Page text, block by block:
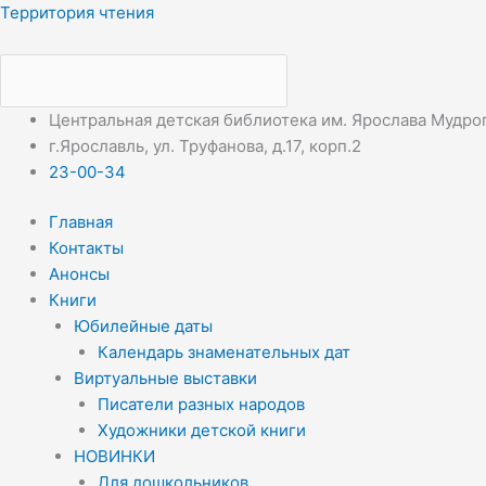
Перейти
Территория чтения
Центральная детская библиотека им. Ярослава
г.Ярославль, ул. Труфанова, д.17, корп.2
23-00-34
Меню
Главная
Контакты
Анонсы
Книги
Юбилейные даты
Календарь знаменательных дат
Виртуальные выставки
Писатели разных народов
Художники детской книги
НОВИНКИ
Меню